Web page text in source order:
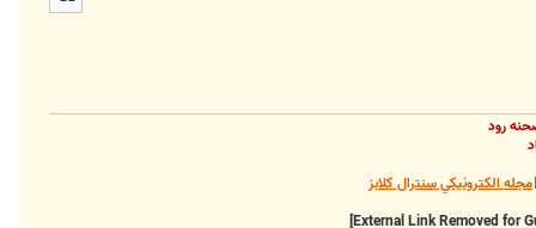
رود
مجله الکترونيکي سنترال کلابز